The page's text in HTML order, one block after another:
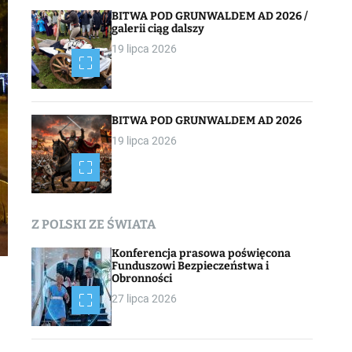
BITWA POD GRUNWALDEM AD 2026 /
galerii ciąg dalszy
19 lipca 2026
BITWA POD GRUNWALDEM AD 2026
19 lipca 2026
Z POLSKI ZE ŚWIATA
Konferencja prasowa poświęcona
Funduszowi Bezpieczeństwa i
Obronności
27 lipca 2026